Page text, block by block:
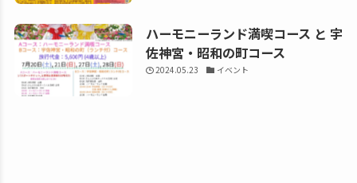
ハーモニーランド満喫コース と 宇
佐神宮・昭和の町コース
2024.05.23 イベント